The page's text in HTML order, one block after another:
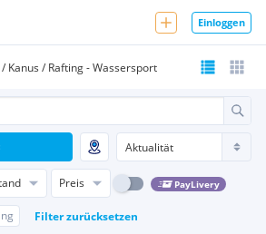
Einloggen
Kanus / Rafting - Wassersport
Preis PayLivery
Filter zurücksetzen